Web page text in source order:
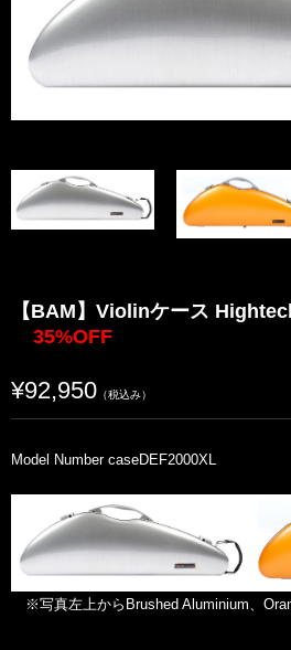
【BAM】Violinケース
35%OFF
¥92,950 （税込み）
Model Number caseDEF2000XL
※写真左上からBrushed Aluminium、